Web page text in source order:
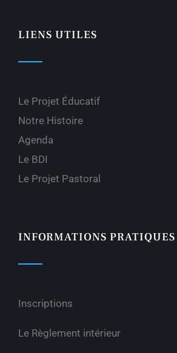
LIENS UTILES
Le Projet Éducatif
Notre Histoire
Agenda
Le BDI
Le Projet Pastoral
INFORMATIONS PRATIQUES
Inscriptions
Le Règlement intérieur